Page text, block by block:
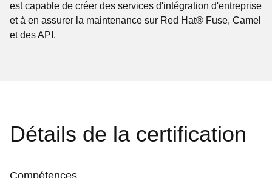
est capable de créer des services d'intégration d'entreprise
et à en assurer la maintenance sur Red Hat® Fuse, Camel
et des API.
Détails de la certification
Compétences